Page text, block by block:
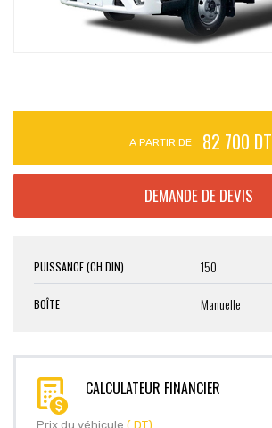
A PARTIR DE 82 700 DT
PUISSANCE (CH DIN) 150
BOÎTE Manuelle
CALCULATEUR FINANCIER
Prix du véhicule ( DT)